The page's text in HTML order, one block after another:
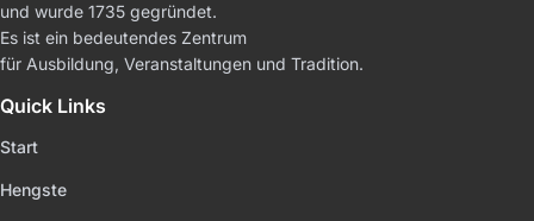
und wurde 1735 gegründet.
Es ist ein bedeutendes Zentrum
für Ausbildung, Veranstaltungen und Tradition.
Quick Links
Start
Hengste